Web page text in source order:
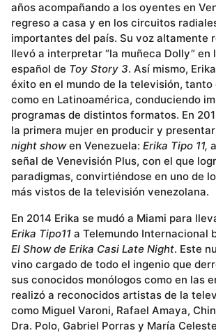
años acompañando a los oyentes en
regreso a casa y en los circuitos
importantes del país. Su voz altamente
llevó a interpretar “la muñeca Dolly” en
español de Toy Story 3. Así mismo,
éxito en el mundo de la televisión, tanto
como en Latinoamérica, conduciendo
programas de distintos formatos. En
la primera mujer en producir y
night showen Venezuela: Erika Tipo 11,
señal de Venevisión Plus, con el que
paradigmas, convirtiéndose en uno de
más vistos de la televisión venezolana.
En 2014 Erika se mudó a Miami para
Erika Tipo11 a Telemundo Internacional
El Show de Erika Casi Late Night. Este
vino cargado de todo el ingenio que
sus conocidos monólogos como en las
realizó a reconocidos artistas de la
como Miguel Varoni, Rafael Amaya,
Dra. Polo, Gabriel Porras y María